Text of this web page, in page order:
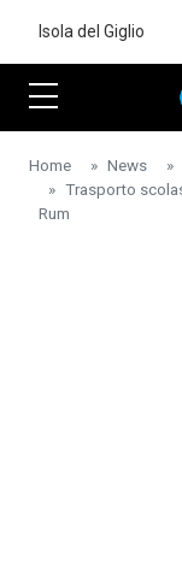
Isola del Giglio
Home News
Trasporto
Rum